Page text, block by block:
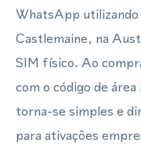
WhatsApp
Castlemaine, na
SIM físico. Ao
com o código de
torna-se simples e
para ativações